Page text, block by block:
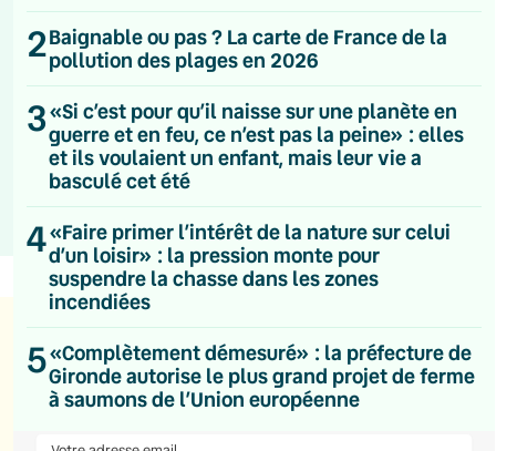
2Baignable ou pas ? La carte de France de la
pollution des plages en 2026
3«Si c’est pour qu’il naisse sur une planète en
guerre et en feu, ce n’est pas la peine» : elles
et ils voulaient un enfant, mais leur vie a
basculé cet été
4«Faire primer l’intérêt de la nature sur celui
d’un loisir» : la pression monte pour
suspendre la chasse dans les zones
incendiées
5«Complètement démesuré» : la préfecture de
Gironde autorise le plus grand projet de ferme
à saumons de l’Union européenne
💌 Inscrivez-vous à nos newsletters
Quotidienne
Du lundi au vendredi
Hebdomadaire
Le samedi
Chaleurs Actuelles
Une fois par mois
C’était Mieux Après
Occasionnelle